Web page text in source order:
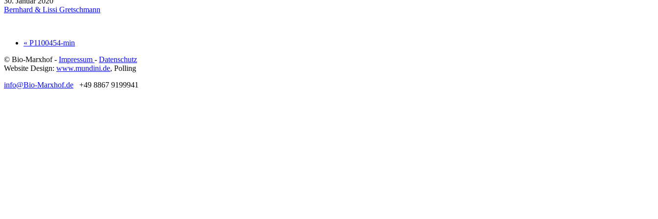
Bernhard & Lissi Gretschmann
« P1100454-min
© Bio-Marxhof - Impressum - Datenschutz
Website Design: www.mundini.de, Polling
info@Bio-Marxhof.de
+49 8867 9199941